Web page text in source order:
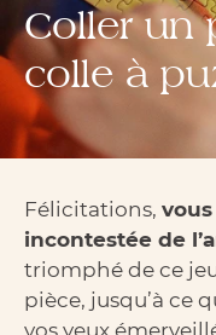
Coller un
colle à
Félicitations,
incontestée de
triomphé de ce
pièce, jusqu’à ce
vos yeux